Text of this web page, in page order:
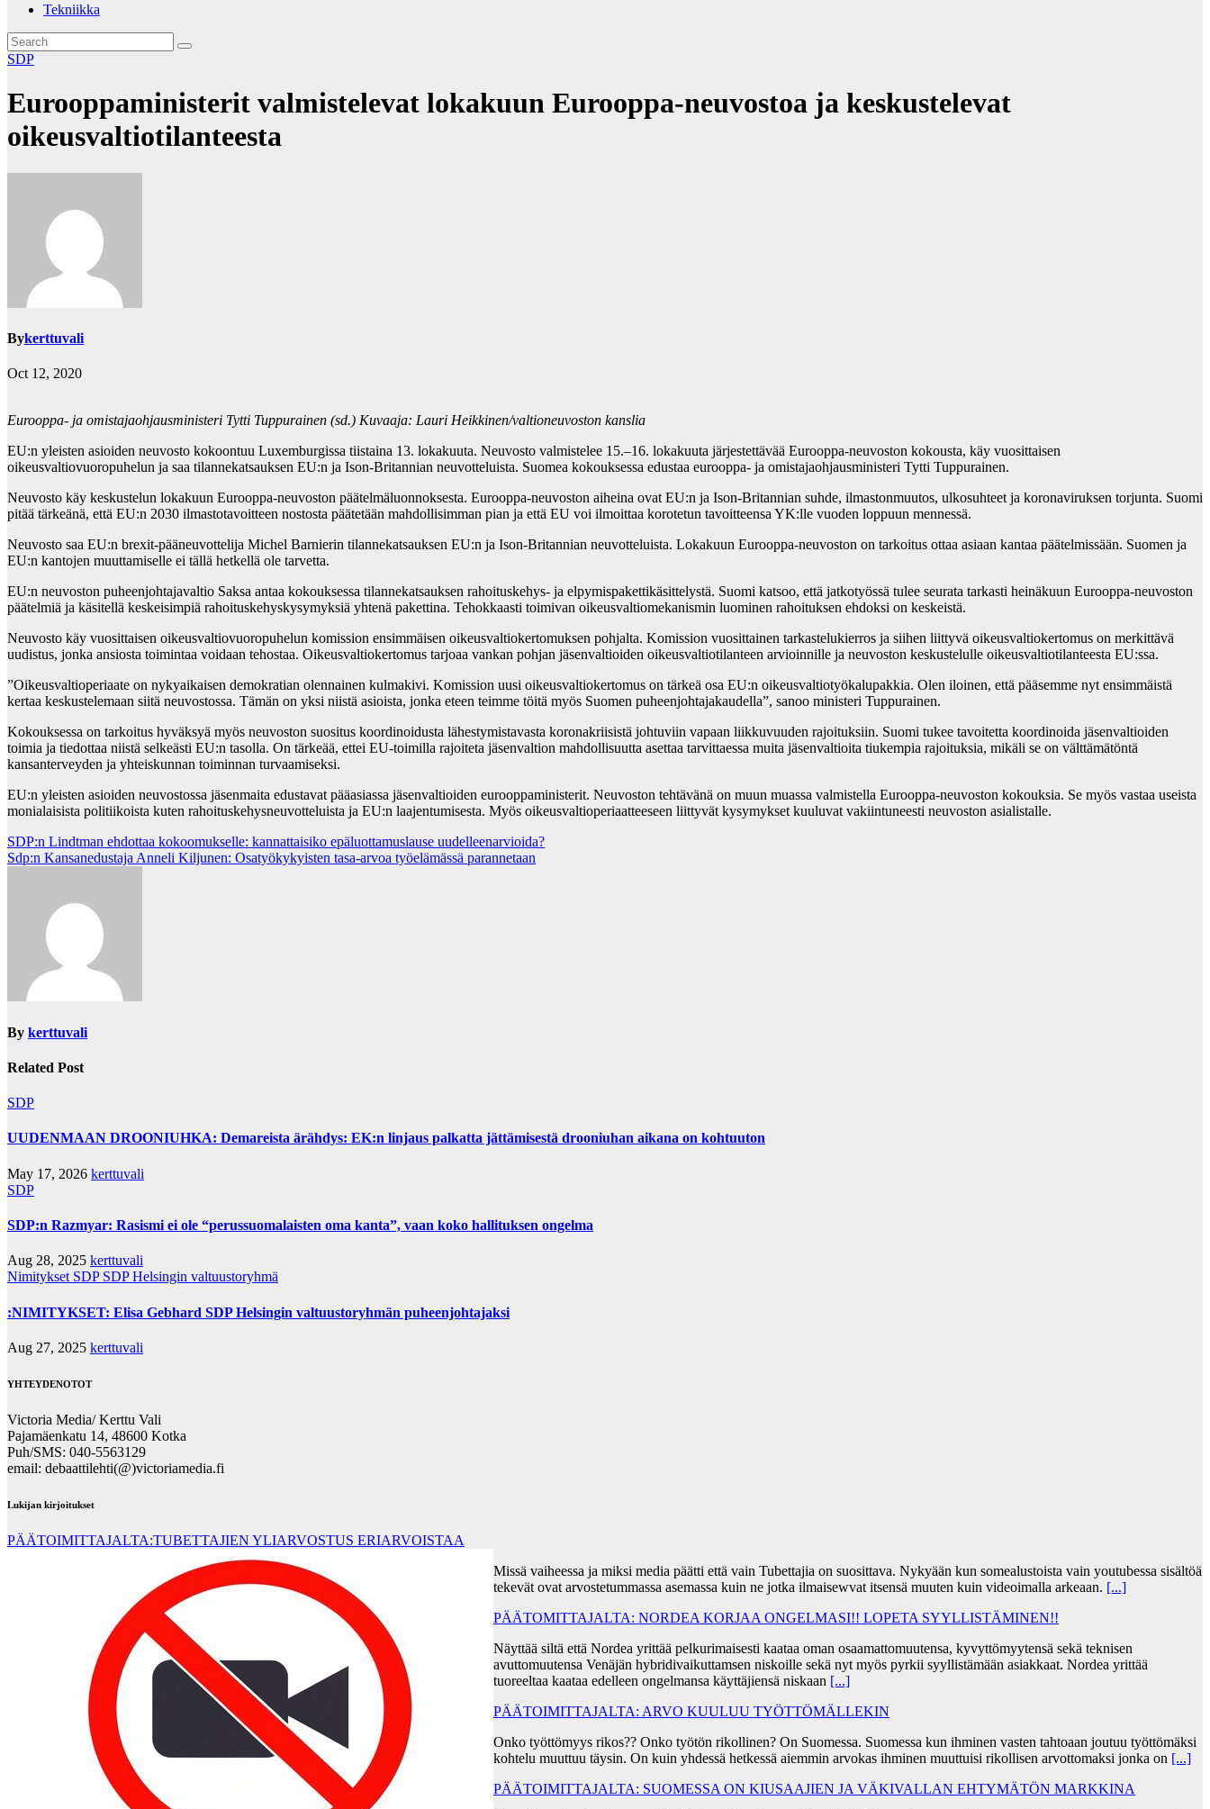
Tekniikka
SDP
Eurooppaministerit valmistelevat lokakuun Eurooppa-neuvostoa ja keskustelevat
oikeusvaltiotilanteesta
Bykerttuvali
Oct 12, 2020
Eurooppa- ja omistajaohjausministeri Tytti Tuppurainen (sd.) Kuvaaja: Lauri Heikkinen/valtioneuvoston kanslia
EU:n yleisten asioiden neuvosto kokoontuu Luxemburgissa tiistaina 13. lokakuuta. Neuvosto valmistelee 15.–16. lokakuuta järjestettävää Eurooppa-neuvoston kokousta, käy vuosittaisen
oikeusvaltiovuoropuhelun ja saa tilannekatsauksen EU:n ja Ison-Britannian neuvotteluista. Suomea kokouksessa edustaa eurooppa- ja omistajaohjausministeri Tytti Tuppurainen.
Neuvosto käy keskustelun lokakuun Eurooppa-neuvoston päätelmäluonnoksesta. Eurooppa-neuvoston aiheina ovat EU:n ja Ison-Britannian suhde, ilmastonmuutos, ulkosuhteet ja koronaviruksen torjunta. Suomi
pitää tärkeänä, että EU:n 2030 ilmastotavoitteen nostosta päätetään mahdollisimman pian ja että EU voi ilmoittaa korotetun tavoitteensa YK:lle vuoden loppuun mennessä.
Neuvosto saa EU:n brexit-pääneuvottelija Michel Barnierin tilannekatsauksen EU:n ja Ison-Britannian neuvotteluista. Lokakuun Eurooppa-neuvoston on tarkoitus ottaa asiaan kantaa päätelmissään. Suomen ja
EU:n kantojen muuttamiselle ei tällä hetkellä ole tarvetta.
EU:n neuvoston puheenjohtajavaltio Saksa antaa kokouksessa tilannekatsauksen rahoituskehys- ja elpymispakettikäsittelystä. Suomi katsoo, että jatkotyössä tulee seurata tarkasti heinäkuun Eurooppa-neuvoston
päätelmiä ja käsitellä keskeisimpiä rahoituskehyskysymyksiä yhtenä pakettina. Tehokkaasti toimivan oikeusvaltiomekanismin luominen rahoituksen ehdoksi on keskeistä.
Neuvosto käy vuosittaisen oikeusvaltiovuoropuhelun komission ensimmäisen oikeusvaltiokertomuksen pohjalta. Komission vuosittainen tarkastelukierros ja siihen liittyvä oikeusvaltiokertomus on merkittävä
uudistus, jonka ansiosta toimintaa voidaan tehostaa. Oikeusvaltiokertomus tarjoaa vankan pohjan jäsenvaltioiden oikeusvaltiotilanteen arvioinnille ja neuvoston keskustelulle oikeusvaltiotilanteesta EU:ssa.
”Oikeusvaltioperiaate on nykyaikaisen demokratian olennainen kulmakivi. Komission uusi oikeusvaltiokertomus on tärkeä osa EU:n oikeusvaltiotyökalupakkia. Olen iloinen, että pääsemme nyt ensimmäistä
kertaa keskustelemaan siitä neuvostossa. Tämän on yksi niistä asioista, jonka eteen teimme töitä myös Suomen puheenjohtajakaudella”, sanoo ministeri Tuppurainen.
Kokouksessa on tarkoitus hyväksyä myös neuvoston suositus koordinoidusta lähestymistavasta koronakriisistä johtuviin vapaan liikkuvuuden rajoituksiin. Suomi tukee tavoitetta koordinoida jäsenvaltioiden
toimia ja tiedottaa niistä selkeästi EU:n tasolla. On tärkeää, ettei EU-toimilla rajoiteta jäsenvaltion mahdollisuutta asettaa tarvittaessa muita jäsenvaltioita tiukempia rajoituksia, mikäli se on välttämätöntä
kansanterveyden ja yhteiskunnan toiminnan turvaamiseksi.
EU:n yleisten asioiden neuvostossa jäsenmaita edustavat pääasiassa jäsenvaltioiden eurooppaministerit. Neuvoston tehtävänä on muun muassa valmistella Eurooppa-neuvoston kokouksia. Se myös vastaa useista
monialaisista politiikoista kuten rahoituskehysneuvotteluista ja EU:n laajentumisesta. Myös oikeusvaltioperiaatteeseen liittyvät kysymykset kuuluvat vakiintuneesti neuvoston asialistalle.
Post
navigation
SDP:n Lindtman ehdottaa kokoomukselle: kannattaisiko epäluottamuslause uudelleenarvioida?
Sdp:n Kansanedustaja Anneli Kiljunen: Osatyökykyisten tasa-arvoa työelämässä parannetaan
By kerttuvali
Related Post
SDP
UUDENMAAN DROONIUHKA: Demareista ärähdys: EK:n linjaus palkatta jättämisestä drooniuhan aikana on kohtuuton
May 17, 2026 kerttuvali
SDP
SDP:n Razmyar: Rasismi ei ole “perussuomalaisten oma kanta”, vaan koko hallituksen ongelma
Aug 28, 2025 kerttuvali
Nimitykset SDP SDP Helsingin valtuustoryhmä
:NIMITYKSET: Elisa Gebhard SDP Helsingin valtuustoryhmän puheenjohtajaksi
Aug 27, 2025 kerttuvali
YHTEYDENOTOT
Victoria Media/ Kerttu Vali
Pajamäenkatu 14, 48600 Kotka
Puh/SMS: 040-5563129
email: debaattilehti(@)victoriamedia.fi
Lukijan kirjoitukset
PÄÄTOIMITTAJALTA:TUBETTAJIEN YLIARVOSTUS ERIARVOISTAA
Missä vaiheessa ja miksi media päätti että vain Tubettajia on suosittava. Nykyään kun somealustoista vain youtubessa sisältöä
tekevät ovat arvostetummassa asemassa kuin ne jotka ilmaisewvat itsensä muuten kuin videoimalla arkeaan. [...]
PÄÄTOMITTAJALTA: NORDEA KORJAA ONGELMASI!! LOPETA SYYLLISTÄMINEN!!
Näyttää siltä että Nordea yrittää pelkurimaisesti kaataa oman osaamattomuutensa, kyvyttömyytensä sekä teknisen
avuttomuutensa Venäjän hybridivaikuttamsen niskoille sekä nyt myös pyrkii syyllistämään asiakkaat. Nordea yrittää
tuoreeltaa kaataa edelleen ongelmansa käyttäjiensä niskaan [...]
PÄÄTOIMITTAJALTA: ARVO KUULUU TYÖTTÖMÄLLEKIN
Onko työttömyys rikos?? Onko työtön rikollinen? On Suomessa. Suomessa kun ihminen vasten tahtoaan joutuu työttömäksi
kohtelu muuttuu täysin. On kuin yhdessä hetkessä aiemmin arvokas ihminen muuttuisi rikollisen arvottomaksi jonka on [...]
PÄÄTOIMITTAJALTA: SUOMESSA ON KIUSAAJIEN JA VÄKIVALLAN EHTYMÄTÖN MARKKINA